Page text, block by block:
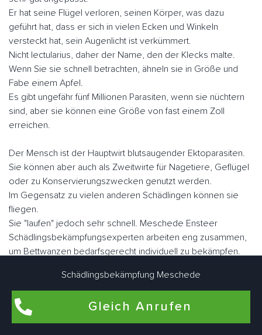
Er hat seine Flügel verloren, seinen Körper, was dazu
geführt hat, dass er sich in vielen Ecken und Winkeln
versteckt hat, sein Augenlicht ist verkümmert.
Nicht lectularius, daher der Name, den der Klecks malte.
Wenn Sie sie schnell betrachten, ähneln sie in Größe und
Fabe einem Apfel.
Es gibt ungefähr fünf Millionen Parasiten, wenn sie nüchtern
sind, aber sie können eine Größe von fast einem Zoll
erreichen.
Der Mensch ist der Hauptwirt blutsaugender Ektoparasiten.
Sie können aber auch als Zweitwirte für Nagetiere, Geflügel
oder zu Konservierungszwecken genutzt werden.
Im Gegensatz zu vielen anderen Schädlingen können sie
fliegen.
Sie "laufen" jedoch sehr schnell. Meschede Ensteer
Schädlingsbekämpfungsexperten arbeiten eng zusammen,
um Bettwanzen bedarfsgerecht individuell zu bekämpfen.
Flohbekämpfung in Meschede Enste
Flöhe kommen am häufigsten in Wohnungen und Häusern
Schädlingsbekämpfung Meschede
Gleich Anrufen